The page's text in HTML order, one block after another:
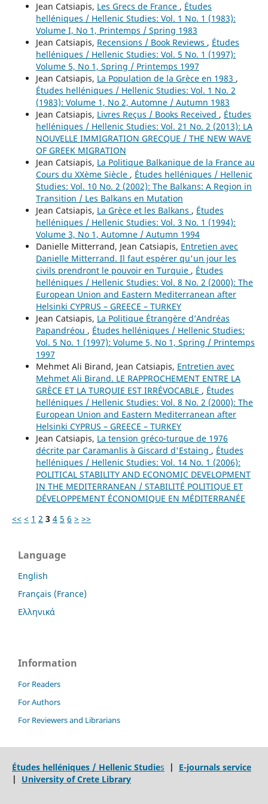
Jean Catsiapis, Les Grecs de France , Études
helléniques / Hellenic Studies: Vol. 1 No. 1 (1983):
Volume I, No 1, Printemps / Spring 1983
Jean Catsiapis, Recensions / Book Reviews , Études
helléniques / Hellenic Studies: Vol. 5 No. 1 (1997):
Volume 5, No 1, Spring / Printemps 1997
Jean Catsiapis, La Population de la Grèce en 1983 ,
Études helléniques / Hellenic Studies: Vol. 1 No. 2
(1983): Volume 1, No 2, Automne / Autumn 1983
Jean Catsiapis, Livres Reçus / Books Received , Études
helléniques / Hellenic Studies: Vol. 21 No. 2 (2013): LA
NOUVELLE IMMIGRATION GRECQUE / THE NEW WAVE
OF GREEK MIGRATION
Jean Catsiapis, La Politique Balkanique de la France au
Cours du XXème Siècle , Études helléniques / Hellenic
Studies: Vol. 10 No. 2 (2002): The Balkans: A Region in
Transition / Les Balkans en Mutation
Jean Catsiapis, La Grèce et les Balkans , Études
helléniques / Hellenic Studies: Vol. 3 No. 1 (1994):
Volume 3, No 1, Automne / Autumn 1994
Danielle Mitterrand, Jean Catsiapis, Entretien avec
Danielle Mitterrand. Il faut espérer qu'un jour les
civils prendront le pouvoir en Turquie , Études
helléniques / Hellenic Studies: Vol. 8 No. 2 (2000): The
European Union and Eastern Mediterranean after
Helsinki CYPRUS – GREECE – TURKEY
Jean Catsiapis, La Politique Étrangère d’Andréas
Papandréou , Études helléniques / Hellenic Studies:
Vol. 5 No. 1 (1997): Volume 5, No 1, Spring / Printemps
1997
Mehmet Ali Birand, Jean Catsiapis, Entretien avec
Mehmet Ali Birand. LE RAPPROCHEMENT ENTRE LA
GRÈCE ET LA TURQUIE EST IRRÉVOCABLE , Études
helléniques / Hellenic Studies: Vol. 8 No. 2 (2000): The
European Union and Eastern Mediterranean after
Helsinki CYPRUS – GREECE – TURKEY
Jean Catsiapis, La tension gréco-turque de 1976
décrite par Caramanlis à Giscard d'Estaing , Études
helléniques / Hellenic Studies: Vol. 14 No. 1 (2006):
POLITICAL STABILITY AND ECONOMIC DEVELOPMENT
IN THE MEDITERRANEAN / STABILITÉ POLITIQUE ET
DÉVELOPPEMENT ÉCONOMIQUE EN MÉDITERRANÉE
<< < 1 2 3 4 5 6 > >>
Language
English
Français (France)
Ελληνικά
Information
For Readers
For Authors
For Reviewers and Librarians
Études helléniques / Hellenic Studies | E-journals service
| University of Crete Library